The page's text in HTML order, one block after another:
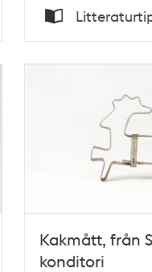
Tid
Typ
Kakmått, från
konditori